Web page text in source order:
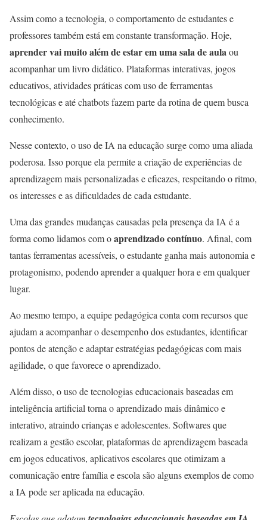
Assim como a tecnologia, o comportamento de estudantes e
professores também está em constante transformação. Hoje,
aprender vai muito além de estar em uma sala de aulaou
acompanhar um livro didático. Plataformas interativas, jogos
educativos, atividades práticas com uso de ferramentas
tecnológicas e até chatbots fazem parte da rotina de quem busca
conhecimento.
Nesse contexto, o uso de IA na educação surge como uma aliada
poderosa. Isso porque ela permite a criação de experiências de
aprendizagem mais personalizadas e eficazes, respeitando o ritmo,
os interesses e as dificuldades de cada estudante.
Uma das grandes mudanças causadas pela presença da IA é a
forma como lidamos com oaprendizado contínuo. Afinal, com
tantas ferramentas acessíveis, o estudante ganha mais autonomia e
protagonismo, podendo aprender a qualquer hora e em qualquer
lugar.
Ao mesmo tempo, a equipe pedagógica conta com recursos que
ajudam a acompanhar o desempenho dos estudantes, identificar
pontos de atenção e adaptar estratégias pedagógicas com mais
agilidade, o que favorece o aprendizado.
Além disso, o uso de tecnologias educacionais baseadas em
inteligência artificial torna o aprendizado mais dinâmico e
interativo, atraindo crianças e adolescentes. Softwares que
realizam a gestão escolar, plataformas de aprendizagem baseada
em jogos educativos, aplicativos escolares que otimizam a
comunicação entre família e escola são alguns exemplos de como
a IA pode ser aplicada na educação.